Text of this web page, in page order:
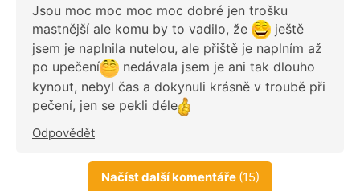
Jsou moc moc moc moc dobré jen trošku
mastnější ale komu by to vadilo, že
ještě
jsem je naplnila nutelou, ale přiště je naplním až
po upečení
nedávala jsem je ani tak dlouho
kynout, nebyl čas a dokynuli krásně v troubě při
pečení, jen se pekli déle
Odpovědět
Načíst další komentáře (15)